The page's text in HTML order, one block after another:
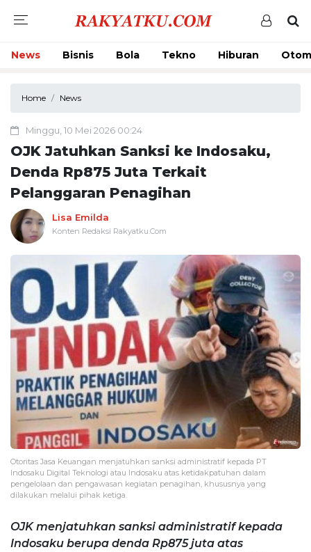
News Bisnis Bola Tekno Hiburan
Home News
Minggu, 10 Mei 2026 00:24
OJK Jatuhkan Sanksi ke Indosaku,
Denda Rp875 Juta Terkait
Pelanggaran Penagihan
Lisa Emilda
Konten Redaksi Rakyatku.Com
Otoritas Jasa Keuangan menjatuhkan sanksi administratif kepada PT
Indosaku Digital Teknologi atau Indosaku atas ketidakpatuhan dalam
pengelolaan dan pengawasan kegiatan penagihan, khususnya yang
dilakukan melalui pihak ketiga.
OJK menjatuhkan sanksi administratif kepada
Indosaku berupa denda Rp875 juta atas